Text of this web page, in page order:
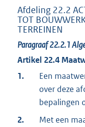
Afdeling 22.2
TOT
TERREINEN
Paragraaf22.2.1
Artikel 22.4
1.
Een
over deze
bepalingen
2.
Met een